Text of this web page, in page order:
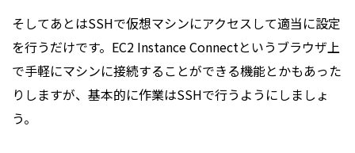
そしてあとはSSHで仮想マシンにアクセスして適当に設定
を行うだけです。EC2 Instance Connectというブラウザ上
で手軽にマシンに接続することができる機能とかもあった
りしますが、基本的に作業はSSHで行うようにしましょ
う。